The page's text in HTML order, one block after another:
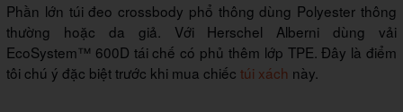
Phần lớn túi đeo crossbody phổ thông dùng Polyester thông
thường hoặc da giả. Với Herschel Alberni dùng vải
EcoSystem™ 600D tái chế có phủ thêm lớp TPE. Đây là điểm
tôi chú ý đặc biệt trước khi mua chiếc túi xách này.